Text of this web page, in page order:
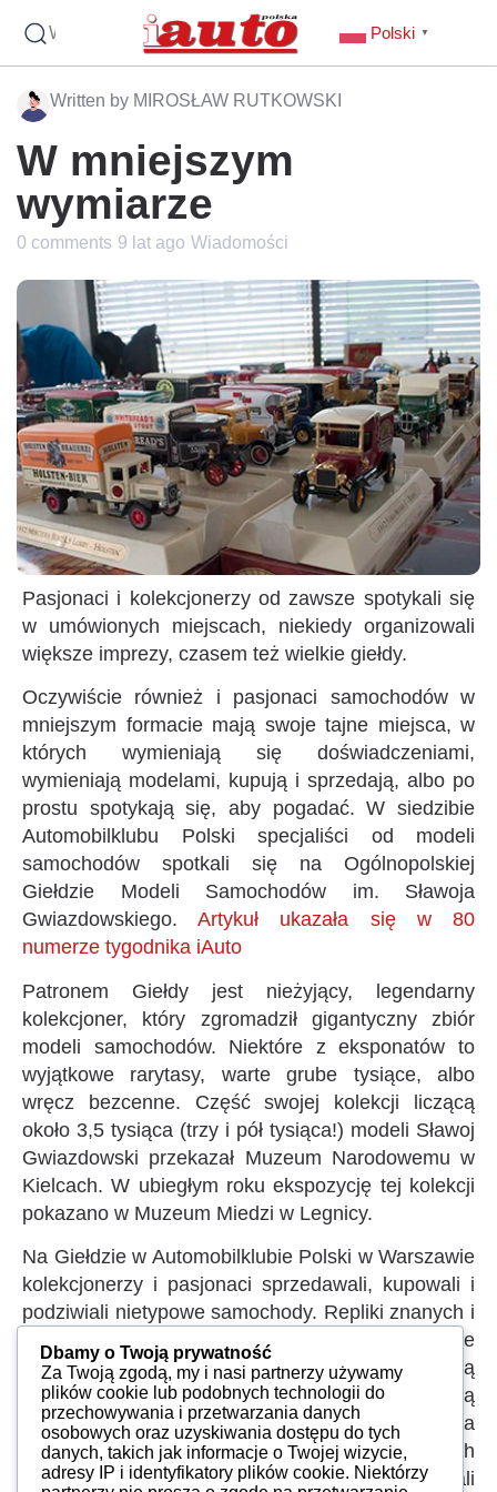
Wyszukaj Polski ▼
Written by MIROSŁAW RUTKOWSKI
W mniejszym
wymiarze
0 comments 9 lat ago Wiadomości
Pasjonaci i kolekcjonerzy od zawsze spotykali się
w umówionych miejscach, niekiedy organizowali
większe imprezy, czasem też wielkie giełdy.
Oczywiście również i pasjonaci samochodów w
mniejszym formacie mają swoje tajne miejsca, w
których wymieniają się doświadczeniami,
wymieniają modelami, kupują i sprzedają, albo po
prostu spotykają się, aby pogadać. W siedzibie
Automobilklubu Polski specjaliści od modeli
samochodów spotkali się na Ogólnopolskiej
Giełdzie Modeli Samochodów im. Sławoja
Gwiazdowskiego.Artykuł ukazała się w 80
numerze tygodnika iAuto
Patronem Giełdy jest nieżyjący, legendarny
kolekcjoner, który zgromadził gigantyczny zbiór
modeli samochodów. Niektóre z eksponatów to
wyjątkowe rarytasy, warte grube tysiące, albo
wręcz bezcenne. Część swojej kolekcji liczącą
około 3,5 tysiąca (trzy i pół tysiąca!) modeli Sławoj
Gwiazdowski przekazał Muzeum Narodowemu w
Kielcach. W ubiegłym roku ekspozycję tej kolekcji
pokazano w Muzeum Miedzi w Legnicy.
Na Giełdzie w Automobilklubie Polski w Warszawie
kolekcjonerzy i pasjonaci sprzedawali, kupowali i
podziwiali nietypowe samochody. Repliki znanych i
nieznanych aut, dla laika są podobne, widzi że
różnią się skalą odwzorowania i dokładnością
wykonania, ale nie wie dlaczego jedne kosztują
setki, a inne tylko kilka złotych. Dlaczego na
zakończenie giełdy jedni siedzieli przy pustych
stolikach, gdyż wszystko sprzedali, a inni pakowali
Dbamy o Twoją prywatność
Za Twoją zgodą, my i nasi partnerzy używamy
plików cookie lub podobnych technologii do
przechowywania i przetwarzania danych
osobowych oraz uzyskiwania dostępu do tych
danych, takich jak informacje o Twojej wizycie,
adresy IP i identyfikatory plików cookie. Niektórzy